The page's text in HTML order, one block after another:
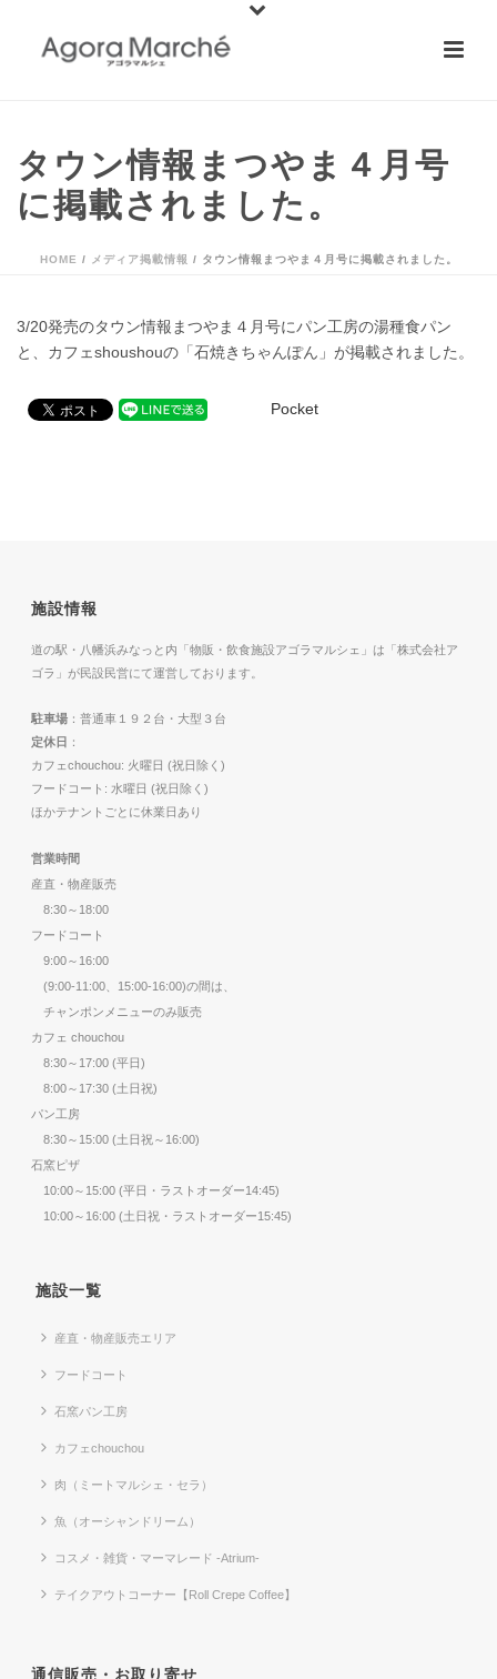
タウン情報まつやま４月号
に掲載されました。
HOME / メディア掲載情報 / タウン情報まつやま４月号に掲載されました。
3/20発売のタウン情報まつやま４月号にパン工房の湯種食パン
と、カフェshoushouの「石焼きちゃんぽん」が掲載されました。
Pocket
施設情報
道の駅・八幡浜みなっと内「物販・飲食施設アゴラマルシェ」は「株式会社ア
ゴラ」が民設民営にて運営しております。
駐車場 ：普通車１９２台・大型３台
定休日 ：
カフェchouchou: 火曜日 (祝日除く)
フードコート: 水曜日 (祝日除く)
ほかテナントごとに休業日あり
営業時間
産直・物産販売
8:30～18:00
フードコート
9:00～16:00
(9:00-11:00、15:00-16:00)の間は、
チャンポンメニューのみ販売
カフェ chouchou
8:30～17:00 (平日)
8:00～17:30 (土日祝)
パン工房
8:30～15:00 (土日祝～16:00)
石窯ピザ
10:00～15:00 (平日・ラストオーダー14:45)
10:00～16:00 (土日祝・ラストオーダー15:45)
施設一覧
産直・物産販売エリア
フードコート
石窯パン工房
カフェchouchou
肉（ミートマルシェ・セラ）
魚（オーシャンドリーム）
コスメ・雑貨・マーマレード -Atrium-
テイクアウトコーナー【Roll Crepe Coffee】
通信販売・お取り寄せ